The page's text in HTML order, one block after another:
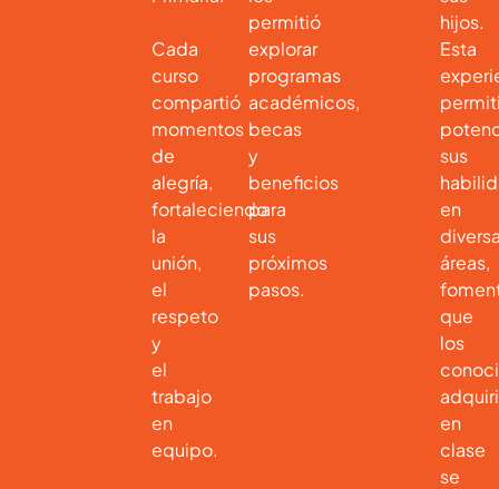
Cada
curso
compartió
momentos
de
alegría,
fortaleciendo
la
unión,
el
respeto
y
el
trabajo
en
equipo.
permitió
explorar
programas
académicos,
becas
y
beneficios
para
sus
próximos
pasos.
hijos.
Esta
sus
en
áreas,
que
los
en
clase
se